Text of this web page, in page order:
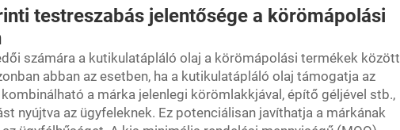
testreszabás jelentősége a körömápolási
számára a kutikulatápláló olaj a körömápolási termékek között
abban az esetben, ha a kutikulatápláló olaj támogatja az
a márka jelenlegi körömlakkjával, építő géljével stb.,
nyújtva az ügyfeleknek. Ez potenciálisan javíthatja a márkának